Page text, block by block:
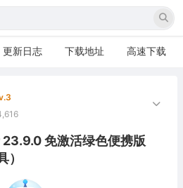
更新日志 下载地址 高速下载
免激活绿色便携版
）